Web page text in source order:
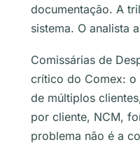
documentação. A
sistema. O analista
Comissárias de
crítico do Comex: o
de múltiplos
por cliente, NCM,
problema não é a